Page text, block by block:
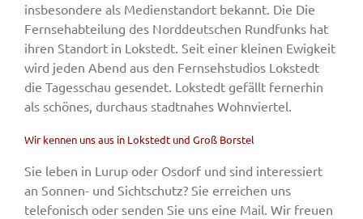
insbesondere als Medienstandort bekannt. Die Die
Fernsehabteilung des Norddeutschen Rundfunks hat
ihren Standort in Lokstedt. Seit einer kleinen Ewigkeit
wird jeden Abend aus den Fernsehstudios Lokstedt
die Tagesschau gesendet. Lokstedt gefällt fernerhin
als schönes, durchaus stadtnahes Wohnviertel.
Wir kennen uns aus in Lokstedt und Groß Borstel
Sie leben in Lurup oder Osdorf und sind interessiert
an Sonnen- und Sichtschutz? Sie erreichen uns
telefonisch oder senden Sie uns eine Mail. Wir freuen